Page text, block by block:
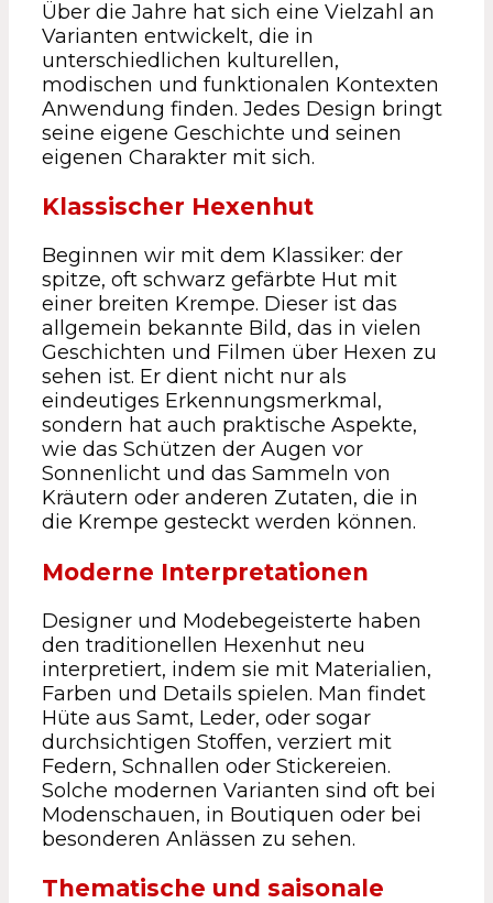
Über die Jahre hat sich eine Vielzahl an
Varianten entwickelt, die in
unterschiedlichen kulturellen,
modischen und funktionalen Kontexten
Anwendung finden. Jedes Design bringt
seine eigene Geschichte und seinen
eigenen Charakter mit sich.
Klassischer Hexenhut
Beginnen wir mit dem Klassiker: der
spitze, oft schwarz gefärbte Hut mit
einer breiten Krempe. Dieser ist das
allgemein bekannte Bild, das in vielen
Geschichten und Filmen über Hexen zu
sehen ist. Er dient nicht nur als
eindeutiges Erkennungsmerkmal,
sondern hat auch praktische Aspekte,
wie das Schützen der Augen vor
Sonnenlicht und das Sammeln von
Kräutern oder anderen Zutaten, die in
die Krempe gesteckt werden können.
Moderne Interpretationen
Designer und Modebegeisterte haben
den traditionellen Hexenhut neu
interpretiert, indem sie mit Materialien,
Farben und Details spielen. Man findet
Hüte aus Samt, Leder, oder sogar
durchsichtigen Stoffen, verziert mit
Federn, Schnallen oder Stickereien.
Solche modernen Varianten sind oft bei
Modenschauen, in Boutiquen oder bei
besonderen Anlässen zu sehen.
Thematische und saisonale